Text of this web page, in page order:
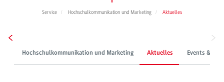
Service Hochschulkommunikation und Marketing Aktuelles
Hochschulkommunikation und Marketing Aktuelles Events &